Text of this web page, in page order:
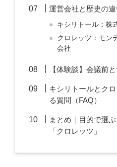
運営会社と歴史の違
キシリトール：株
クロレッツ：モン
会社
【体験談】会議前
キシリトールとク
る質問（FAQ）
まとめ｜目的で選
「クロレッツ」